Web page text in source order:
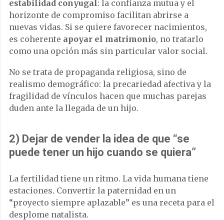
estabilidad conyugal: la confianza mutua y el
horizonte de compromiso facilitan abrirse a
nuevas vidas. Si se quiere favorecer nacimientos,
es coherente apoyar el matrimonio, no tratarlo
como una opción más sin particular valor social.
No se trata de propaganda religiosa, sino de
realismo demográfico: la precariedad afectiva y la
fragilidad de vínculos hacen que muchas parejas
duden ante la llegada de un hijo.
2) Dejar de vender la idea de que “se
puede tener un hijo cuando se quiera”
La fertilidad tiene un ritmo. La vida humana tiene
estaciones. Convertir la paternidad en un
“proyecto siempre aplazable” es una receta para el
desplome natalista.